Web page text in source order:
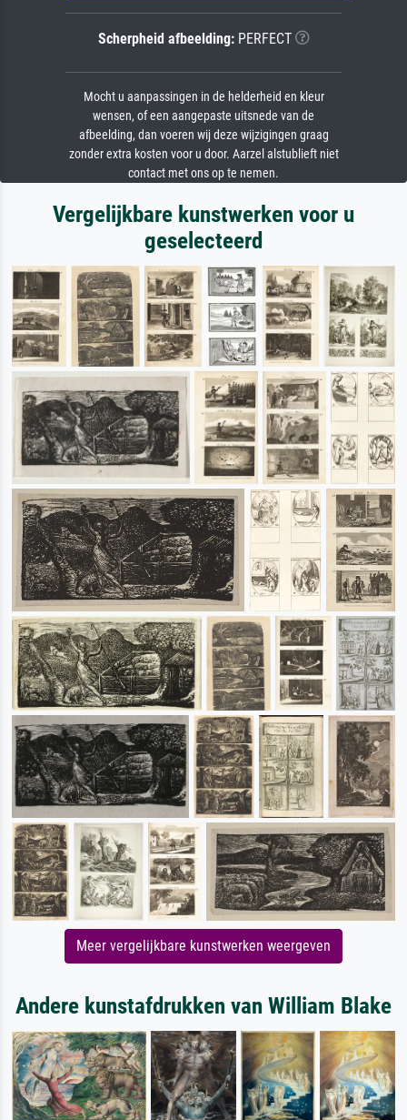
Scherpheid afbeelding:PERFECT
Mocht u aanpassingen in de helderheid en kleur
wensen, of een aangepaste uitsnede van de
afbeelding, dan voeren wij deze wijzigingen graag
zonder extra kosten voor u door. Aarzel alstublieft niet
contact met ons op te nemen.
Vergelijkbare kunstwerken voor u
geselecteerd
Meer vergelijkbare kunstwerken weergeven
Andere kunstafdrukken van William Blake